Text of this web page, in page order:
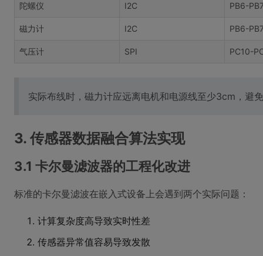
陀螺仪 I2C PB6-
磁力计 I2C PB6-
气压计 SPI PC10-
实际布线时，磁力计应远离电机和电源线至少3cm，避
3. 传感器数据融合算法实现
3.1 卡尔曼滤波器的工程化改进
标准的卡尔曼滤波在嵌入式设备上会遇到两个实际问题：
计算复杂度高导致实时性差
传感器异常值容易导致发散